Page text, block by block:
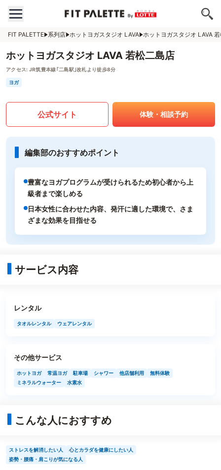
FIT PALETTE 系列店 ホットヨガスタジオ LAVA ホットヨガスタジオ LAVA
ホットヨガスタジオ LAVA 若松二島店
アクセス: JR筑豊本線｢二島駅｣改札より徒歩8分
ヨガ
公式サイト 体験・相談予約
編集部のおすすめポイント
豊富なヨガプログラムが受けられるため初心者から上
級者まで楽しめる
日本女性に合わせた内容、発汗に適した環境で、さま
ざまな効果を目指せる
サービス内容
レンタル
タオルレンタル ウェアレンタル
その他サービス
ホットヨガ 常温ヨガ 駐車場 シャワー 他店舗利用
無料体験
ミネラルウォーター
水素水
こんな人におすすめ
ストレスを解消したい人
心とカラダを健康にしたい人
姿勢・腰痛・肩こりが気になる人